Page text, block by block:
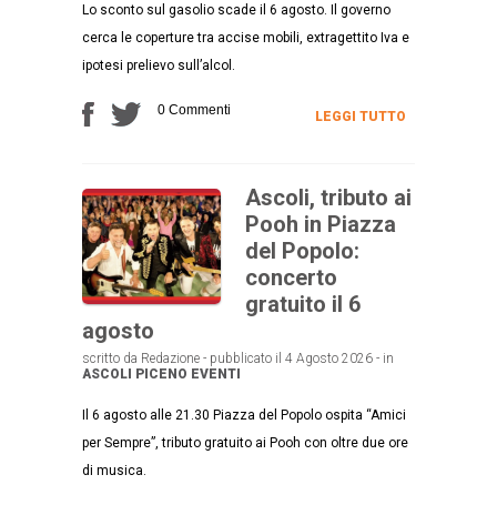
Lo sconto sul gasolio scade il 6 agosto. Il governo
cerca le coperture tra accise mobili, extragettito Iva e
ipotesi prelievo sull’alcol.
0 Commenti LEGGI TUTTO
Ascoli, tributo ai
Pooh in Piazza
del Popolo:
concerto
gratuito il 6
agosto
scritto da Redazione - pubblicato il 4 Agosto 2026 - in
ASCOLI PICENO EVENTI
Il 6 agosto alle 21.30 Piazza del Popolo ospita “Amici
per Sempre”, tributo gratuito ai Pooh con oltre due ore
di musica.